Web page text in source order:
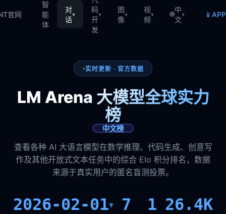
官网
智
能
体
对
话
▾
码
开
发
▾
图
像
▾
视
频
▾ 🌐
中
文
▾ 📱
实时更新 · 官方数据
LM Arena 大模型全球实力
榜
中文榜
查看各种 AI 大语言模型在数学推理、代码生成、创意写
作及其他开放式文本任务中的综合 Elo 积分排名，数据
来源于真实用户的匿名盲测投票。
2026-02-01▾ 7 1 26.4K